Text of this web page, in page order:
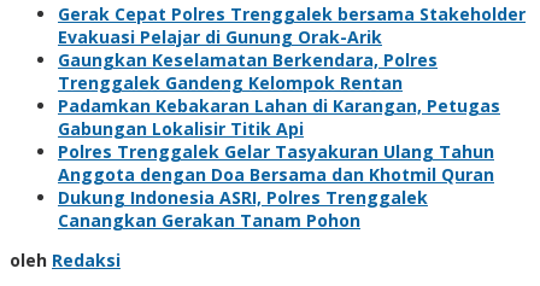
Gerak Cepat Polres Trenggalek bersama Stakeholder
Evakuasi Pelajar di Gunung Orak-Arik
Gaungkan Keselamatan Berkendara, Polres
Trenggalek Gandeng Kelompok Rentan
Padamkan Kebakaran Lahan di Karangan, Petugas
Gabungan Lokalisir Titik Api
Polres Trenggalek Gelar Tasyakuran Ulang Tahun
Anggota dengan Doa Bersama dan Khotmil Quran
Dukung Indonesia ASRI, Polres Trenggalek
Canangkan Gerakan Tanam Pohon
oleh Redaksi